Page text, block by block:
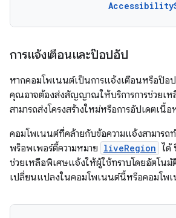
การแจ้งเตือนและป๊อปอัป
หากคอมโพเนนต์เป็นการแจ้งเตือนหรือป๊อ
คุณอาจต้องส่งสัญญาณให้บริการการช่วยเห
สามารถส่งโครงสร้างใหม่หรือการอัปเดตเนื้
คอมโพเนนต์ที่คล้ายกับข้อความแจ้งสามารถ
พร็อพเพอร์ตี้ความหมาย liveRegion ได้
ช่วยเหลือพิเศษแจ้งให้ผู้ใช้ทราบโดยอัตโนมั
เปลี่ยนแปลงในคอมโพเนนต์นี้หรือคอมโพ